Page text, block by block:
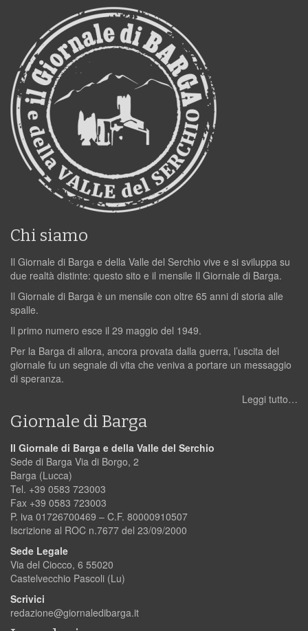
Chi siamo
Il Giornale di Barga e della Valle del Serchio vive e si sviluppa su
due realtà distinte: questo sito e il mensile Il Giornale di Barga.
Il Giornale di Barga è un mensile con oltre 65 anni di storia alle
spalle.
Il primo numero esce il 29 maggio del 1949.
Per la Barga di allora, ancora provata dalla guerra, l’uscita del
giornale fu un segnale di vita che veniva a portare un messaggio
di speranza.
Leggi tutto…
Giornale di Barga
Il Giornale di Barga e della Valle del Serchio
Sede di Barga Via di Borgo, 2
Barga (Lucca)
Tel. +39 0583 723003
Fax +39 0583 723003
P. iva 01726700469 – C.F. 80000910507
Iscrizione al ROC n.7677 del 23/09/2000
Sede Legale
Via del Ciocco, 6 55020
Castelvecchio Pascoli (Lu)
Scrivici
redazione@giornaledibarga.it